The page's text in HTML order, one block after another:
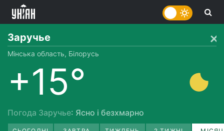
Заручье
Мінська область, Білорусь
+15°
Погода Заручье: Ясно і безхмарно